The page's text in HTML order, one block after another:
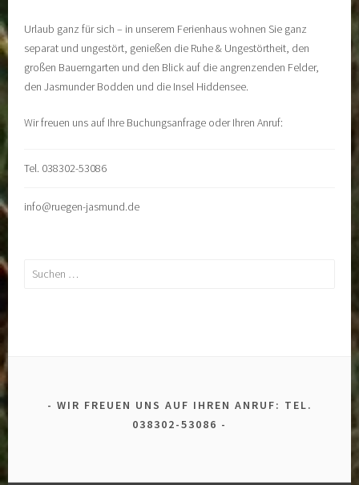
Urlaub ganz für sich – in unserem Ferienhaus wohnen Sie ganz
separat und ungestört, genießen die Ruhe & Ungestörtheit, den
großen Bauerngarten und den Blick auf die angrenzenden Felder,
den Jasmunder Bodden und die Insel Hiddensee.
Wir freuen uns auf Ihre Buchungsanfrage oder Ihren Anruf:
Tel. 038302-53086
info@ruegen-jasmund.de
Suchen
WIR FREUEN UNS AUF IHREN ANRUF: TEL.
038302-53086